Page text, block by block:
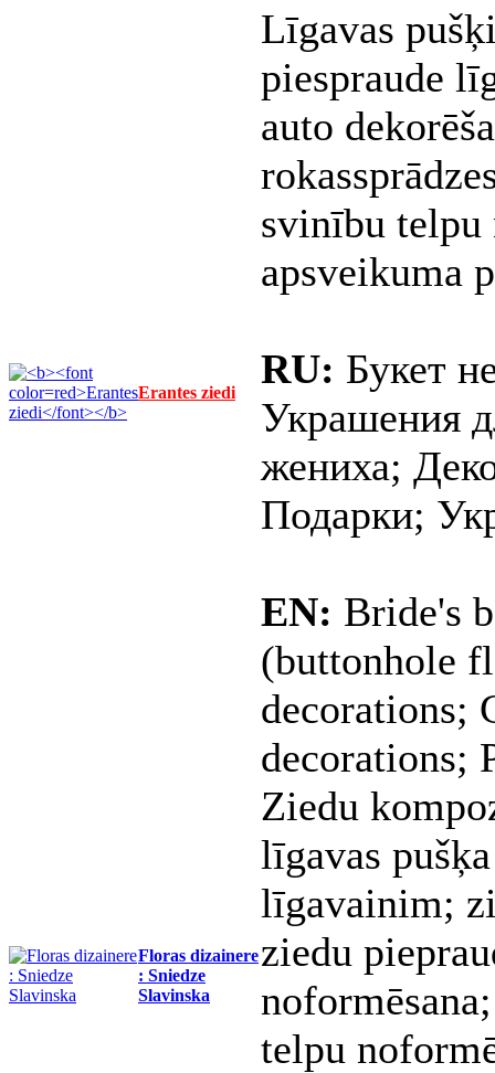
Erantes ziedi
Līgavas
piespraude
auto
svinību telpu
apsveikuma
RU: Букет
Украшения
жениха;
Подарки;
EN: Bride's
(buttonhole
decorations;
decorations;
Floras dizainere
: Sniedze
Slavinska
Ziedu
līgavas
līgavainim;
ziedu
telpu